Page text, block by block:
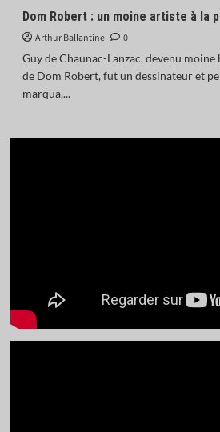
Dom Robert : un moine artiste à la
Arthur Ballantine
0
Guy de Chaunac-Lanzac, devenu
de Dom Robert, fut un dessinateur et
marqua,...